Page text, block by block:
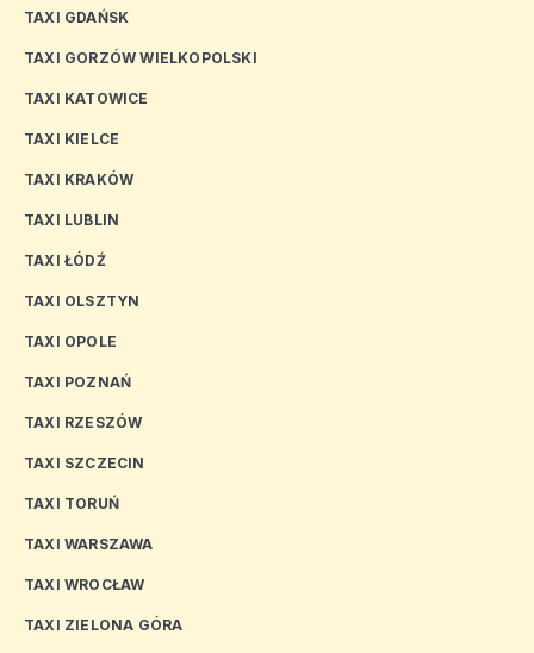
TAXI GDAŃSK
TAXI GORZÓW WIELKOPOLSKI
TAXI KATOWICE
TAXI KIELCE
TAXI KRAKÓW
TAXI LUBLIN
TAXI ŁÓDŹ
TAXI OLSZTYN
TAXI OPOLE
TAXI POZNAŃ
TAXI RZESZÓW
TAXI SZCZECIN
TAXI TORUŃ
TAXI WARSZAWA
TAXI WROCŁAW
TAXI ZIELONA GÓRA